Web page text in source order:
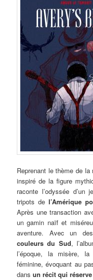
Reprenant le thème de la
inspiré de la figure
raconte l’odyssée
tripots del’Amérique
Après une transaction
un gamin naïf et
aventure. Avec un
couleurs du Sud,
l’époque, la misère,
féminine, évoquant au
dansun récit qui